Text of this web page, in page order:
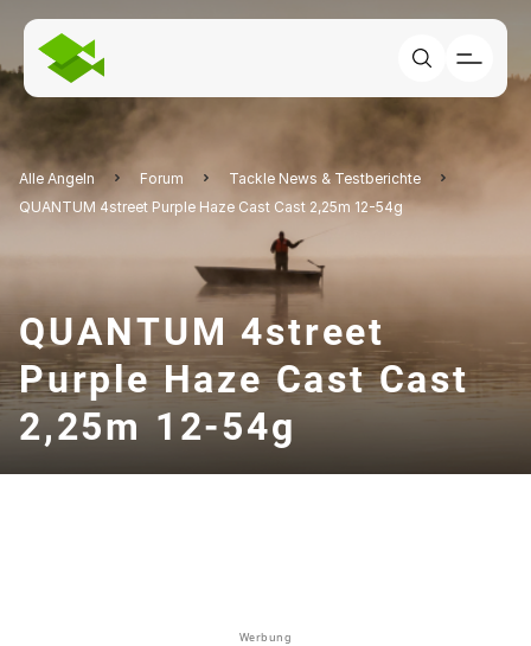
Alle Angeln Forum
Tackle News & Testberichte
QUANTUM 4street Purple Haze Cast Cast 2,25m 12-54g
QUANTUM 4street
Purple Haze Cast Cast
2,25m 12-54g
Werbung